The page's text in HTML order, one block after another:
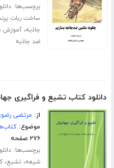
برچسب‌ها:
ساخت ربات
جاذبه،آموزش
ضد جاذبه
دانلود کتاب تشیع و فراگیری
از: مرتضی
موضوع:
۲۷۶ صفحه
برچسب‌ها:
شیعه، تشیع،